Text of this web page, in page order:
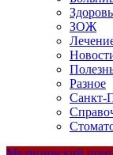
ЗОЖ
Разное
Санкт-